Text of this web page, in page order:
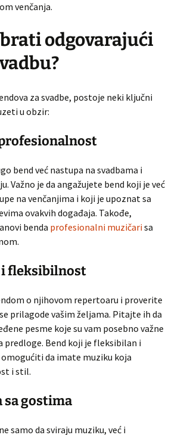
venčanja.
odgovarajući
za svadbe, postoje neki ključni
u obzir:
bend već nastupa na svadbama i
Važno je da angažujete bend koji je već
na venčanjima i koji je upoznat sa
ovakvih događaja. Takođe,
benda profesionalni muzičarisa
i fleksibilnost
o njihovom repertoaru i proverite
prilagode vašim željama. Pitajte ih da
pesme koje su vam posebno važne
predloge. Bend koji je fleksibilan i
da imate muziku koja
i stil.
sa gostima
ne samo da sviraju muziku, već i